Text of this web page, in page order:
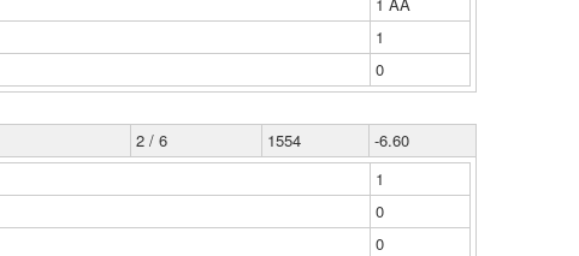
1
0
2 / 6 1554
-6.60
1
0
0